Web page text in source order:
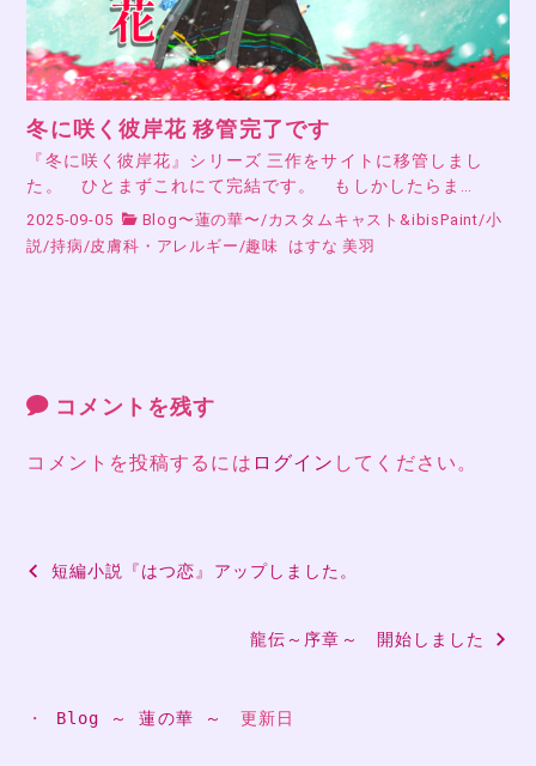
冬に咲く彼岸花 移管完了です
『冬に咲く彼岸花』シリーズ 三作をサイトに移管しまし
た。 ひとまずこれにて完結です。 もしかしたらま…
2025-09-05 Blog〜蓮の華〜 /カスタムキャスト&ibisPaint/小
説 /持病 /皮膚科・アレルギー /趣味 はすな 美羽
コメントを残す
コメントを投稿するには ログイン してください。
投
短編小説『はつ恋』アップしました。
龍伝～序章～ 開始しました
・ Blog ～ 蓮の華 ～ 更新日